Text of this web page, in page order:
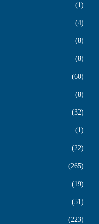
1
4
8
8
60
8
32
1
22
265
19
51
223